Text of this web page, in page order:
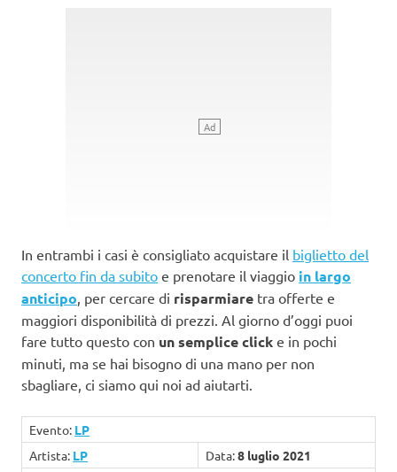
In entrambi i casi è consigliato acquistare il biglietto del
concerto fin da subito e prenotare il viaggio in largo
anticipo, per cercare di risparmiare tra offerte e
maggiori disponibilità di prezzi. Al giorno d’oggi puoi
fare tutto questo con un semplice click e in pochi
minuti, ma se hai bisogno di una mano per non
sbagliare, ci siamo qui noi ad aiutarti.
Evento: LP
Artista: LP Data:8 luglio 2021